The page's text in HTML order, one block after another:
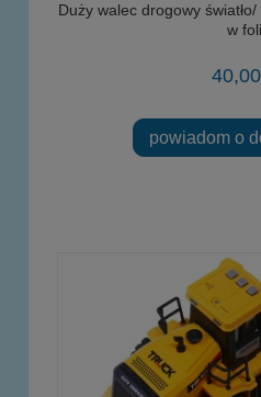
Duży walec drogowy
w
40,00
powiadom o